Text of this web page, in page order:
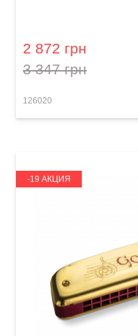
2 872 грн
3 347 грн
126020
-19 АКЦИЯ